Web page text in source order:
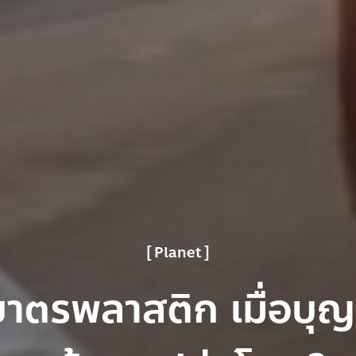
Planet
ตรพลาสติก เมื่อบุ